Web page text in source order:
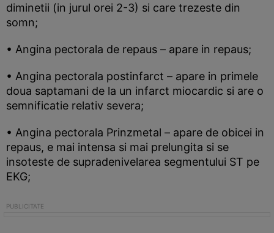
diminetii (in jurul orei 2-3) si care trezeste din
somn;
• Angina pectorala de repaus – apare in repaus;
• Angina pectorala postinfarct – apare in primele
doua saptamani de la un infarct miocardic si are o
semnificatie relativ severa;
• Angina pectorala Prinzmetal – apare de obicei in
repaus, e mai intensa si mai prelungita si se
insoteste de supradenivelarea segmentului ST pe
EKG;